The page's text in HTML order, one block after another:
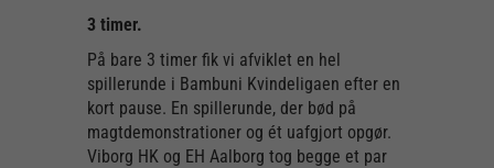
3 timer.
På bare 3 timer fik vi afviklet en hel
spillerunde i Bambuni Kvindeligaen efter en
kort pause. En spillerunde, der bød på
magtdemonstrationer og ét uafgjort opgør.
Viborg HK og EH Aalborg tog begge et par